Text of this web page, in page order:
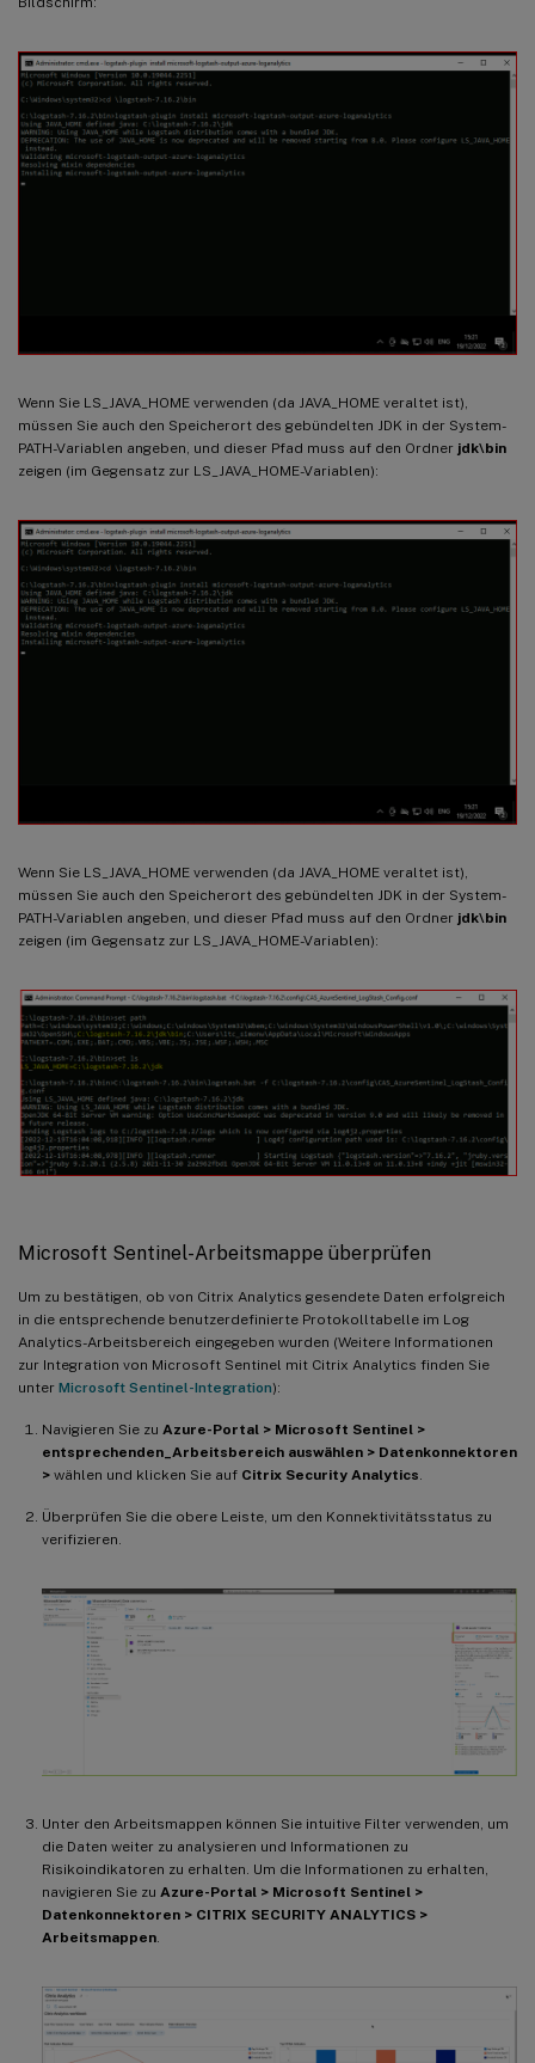
Wenn Sie LS_JAVA_HOME verwenden (da JAVA_HOME veraltet ist),
müssen Sie auch den Speicherort des gebündelten JDK in der System-
PATH-Variablen angeben, und dieser Pfad muss auf den Ordner jdk\bin
zeigen (im Gegensatz zur LS_JAVA_HOME-Variablen):
Wenn Sie LS_JAVA_HOME verwenden (da JAVA_HOME veraltet ist),
müssen Sie auch den Speicherort des gebündelten JDK in der System-
PATH-Variablen angeben, und dieser Pfad muss auf den Ordner jdk\bin
zeigen (im Gegensatz zur LS_JAVA_HOME-Variablen):
Microsoft Sentinel-Arbeitsmappe überprüfen
Um zu bestätigen, ob von Citrix Analytics gesendete Daten erfolgreich
in die entsprechende benutzerdefinierte Protokolltabelle im Log
Analytics-Arbeitsbereich eingegeben wurden (Weitere Informationen
zur Integration von Microsoft Sentinel mit Citrix Analytics finden Sie
unter Microsoft Sentinel-Integration):
Navigieren Sie zu Azure-Portal > Microsoft Sentinel >
entsprechenden_Arbeitsbereich auswählen > Datenkonnektoren
> wählen und klicken Sie auf Citrix Security Analytics.
Überprüfen Sie die obere Leiste, um den Konnektivitätsstatus zu
verifizieren.
Unter den Arbeitsmappen können Sie intuitive Filter verwenden, um
die Daten weiter zu analysieren und Informationen zu
Risikoindikatoren zu erhalten. Um die Informationen zu erhalten,
navigieren Sie zu Azure-Portal > Microsoft Sentinel >
Datenkonnektoren > CITRIX SECURITY ANALYTICS >
Arbeitsmappen.